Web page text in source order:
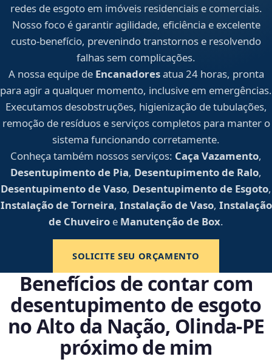
redes de esgoto em imóveis residenciais e comerciais.
Nosso foco é garantir agilidade, eficiência e excelente
custo-benefício, prevenindo transtornos e resolvendo
falhas sem complicações.
A nossa equipe de Encanadoresatua 24 horas, pronta
para agir a qualquer momento, inclusive em emergências.
Executamos desobstruções, higienização de tubulações,
remoção de resíduos e serviços completos para manter o
sistema funcionando corretamente.
Conheça também nossos serviços: Caça Vazamento,
Desentupimento de Pia, Desentupimento de Ralo,
Desentupimento de Vaso, Desentupimento de Esgoto,
Instalação de Torneira, Instalação de Vaso, Instalação
de Chuveiro e Manutenção de Box.
SOLICITE SEU ORÇAMENTO
Benefícios de contar com
desentupimento de esgoto
no Alto da Nação, Olinda‑PE
próximo de mim